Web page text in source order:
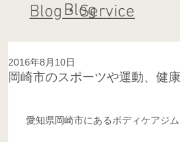
Blog
Blog・Service
岡崎市のスポーツや運動、健
2016年8月10日
愛知県岡崎市にあるボディケアジ